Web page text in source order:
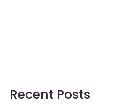
Recent Posts